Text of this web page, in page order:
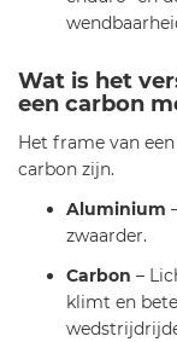
Wat is het
een carbon
Het frame van
carbon zijn.
Aluminium
zwaarder.
Carbon –
klimt en